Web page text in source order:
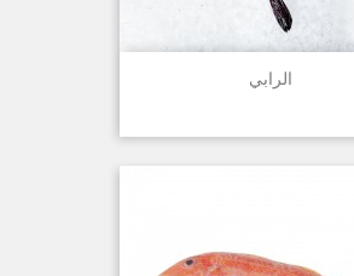
الرابي